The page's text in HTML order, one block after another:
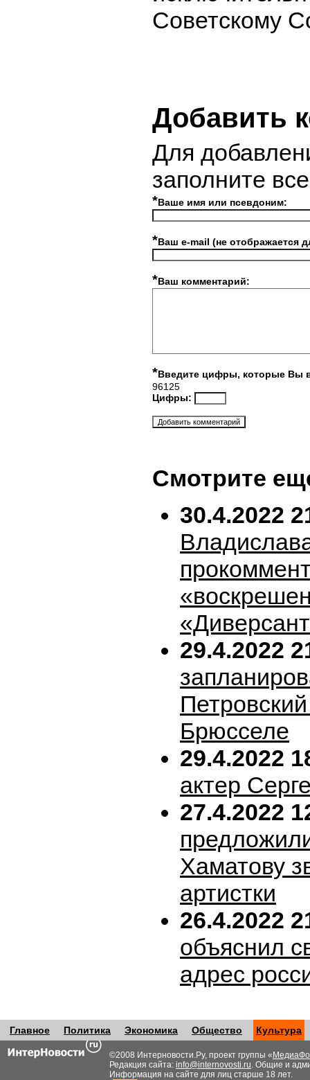
Советскому
Добавить
Для
заполните
*Ваше имя или псевдоним:
*Ваш e-mail (не отображается
*Ваш комментарий:
*Введите цифры, которые Вы
96125
Цифры:
Смотрите
30.4.2022
29.4.2022
Брюсселе
29.4.2022
актер
27.4.2022
Хаматову
артистки
26.4.2022
объяснил
адрес
Главное Политика Экономика Общество Культура
©2008 Интерновости.Ру, проект группы «
Редакция сайта: info@internovosti.ru. Общие и
Информация на сайте для лиц старше 18 лет.